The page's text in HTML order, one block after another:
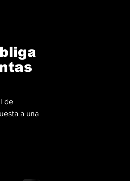
de
a una